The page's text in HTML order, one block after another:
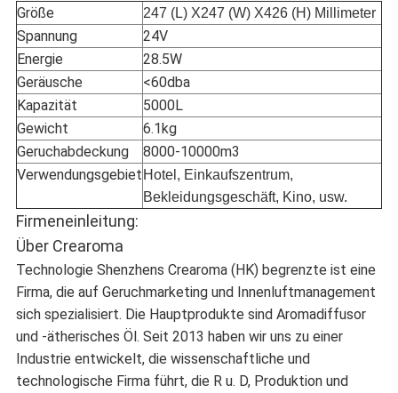
Größe 247 (L) X247 (W) X426 (H) Millimeter
Spannung
24V
Energie
28.5W
Geräusche
<60dba
Kapazität
5000L
Gewicht
6.1kg
Geruchabdeckung
8000-10000m3
Verwendungsgebiet Hotel, Einkaufszentrum,
Bekleidungsgeschäft, Kino, usw.
Firmeneinleitung:
Über Crearoma
Technologie Shenzhens Crearoma (HK) begrenzte ist eine
Firma, die auf Geruchmarketing und Innenluftmanagement
sich spezialisiert. Die Hauptprodukte sind Aromadiffusor
und -ätherisches Öl. Seit 2013 haben wir uns zu einer
Industrie entwickelt, die wissenschaftliche und
technologische Firma führt, die R u. D, Produktion und